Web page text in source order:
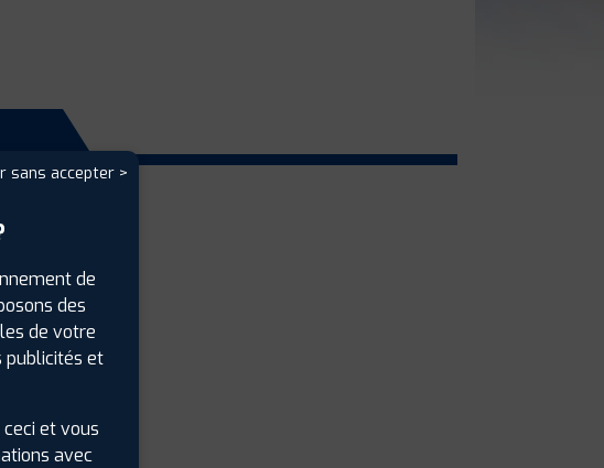
sans accepter >
de
des
de votre
publicités et
et vous
avec